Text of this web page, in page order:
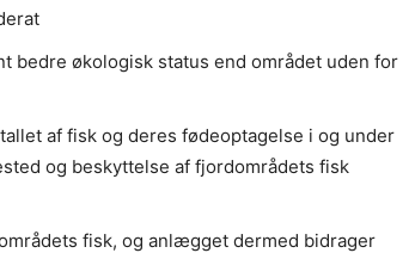
bedre økologisk status end området uden for
af fisk og deres fødeoptagelse i og under
og beskyttelse af fjordområdets fisk
fisk, og anlægget dermed bidrager